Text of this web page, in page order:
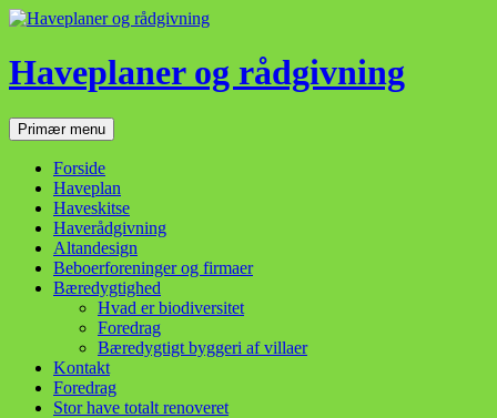
Haveplaner og rådgivning
SøgPrimær menu Hop
til
Forside
Haveplan
Haveskitse
Haverådgivning
Altandesign
Beboerforeninger og firmaer
Bæredygtighed
Hvad er biodiversitet
Foredrag
Bæredygtigt byggeri af villaer
Kontakt
Foredrag
Stor have totalt renoveret